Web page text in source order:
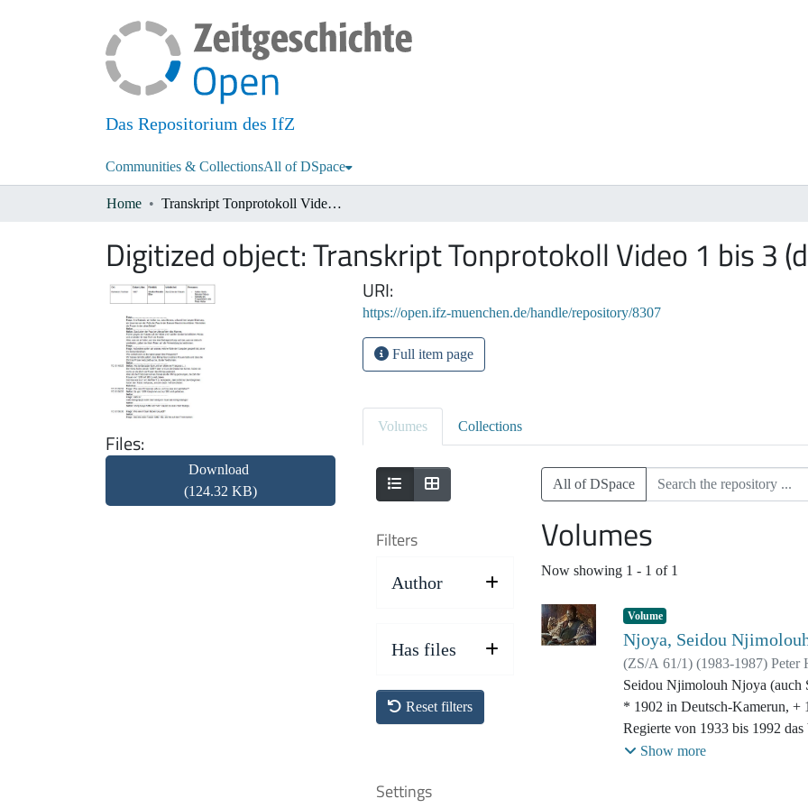
Das Repositorium des IfZ
Communities & CollectionsAll of DSpace
Home Transkript Tonprotokoll Video 1 bis 3 (deutsch)
Digitized object:Transkript Tonprotokoll Video 1 bis 3
Files
Download
(124.32 KB)
URI
https://open.ifz-muenchen.de/handle/repository/8307
Full item page
Volumes Collections
Filters
Author
Has files
Reset filters
Settings
All of DSpace
Volumes
Now showing 1 - 1 of 1
Volume
Njoya, Seidou
(ZS/A 61/1) (1983-1987) Peter
Seidou Njimolouh Njoya
* 1902 in Deutsch-Kamerun, +
Regierte von 1933 bis 1992
Bamum) in Kamerun als Sultan
Show more